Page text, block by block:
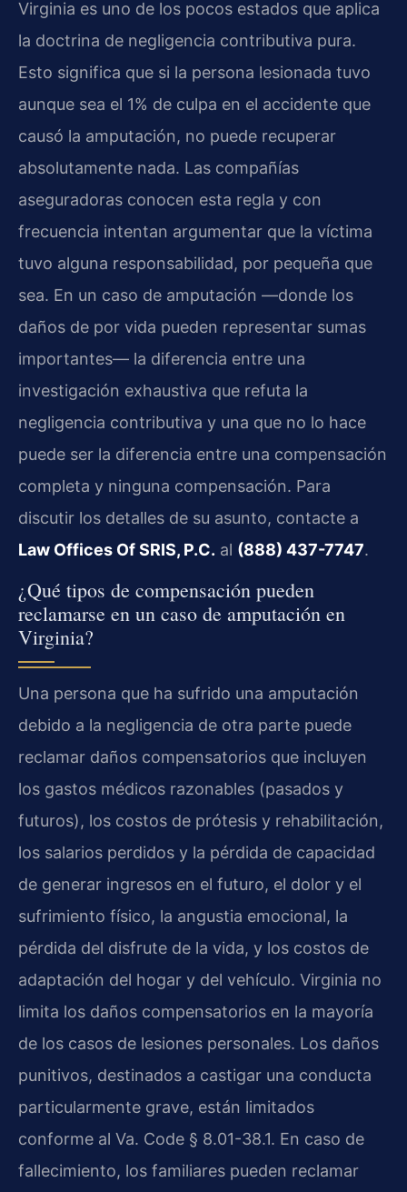
Virginia es uno de los pocos estados que aplica
la doctrina de negligencia contributiva pura.
Esto significa que si la persona lesionada tuvo
aunque sea el 1% de culpa en el accidente que
causó la amputación, no puede recuperar
absolutamente nada. Las compañías
aseguradoras conocen esta regla y con
frecuencia intentan argumentar que la víctima
tuvo alguna responsabilidad, por pequeña que
sea. En un caso de amputación —donde los
daños de por vida pueden representar sumas
importantes— la diferencia entre una
investigación exhaustiva que refuta la
negligencia contributiva y una que no lo hace
puede ser la diferencia entre una compensación
completa y ninguna compensación. Para
discutir los detalles de su asunto, contacte a
Law Offices Of SRIS, P.C. al (888) 437-7747.
¿Qué tipos de compensación pueden
reclamarse en un caso de amputación en
Virginia?
Una persona que ha sufrido una amputación
debido a la negligencia de otra parte puede
reclamar daños compensatorios que incluyen
los gastos médicos razonables (pasados y
futuros), los costos de prótesis y rehabilitación,
los salarios perdidos y la pérdida de capacidad
de generar ingresos en el futuro, el dolor y el
sufrimiento físico, la angustia emocional, la
pérdida del disfrute de la vida, y los costos de
adaptación del hogar y del vehículo. Virginia no
limita los daños compensatorios en la mayoría
de los casos de lesiones personales. Los daños
punitivos, destinados a castigar una conducta
particularmente grave, están limitados
conforme al Va. Code § 8.01-38.1. En caso de
fallecimiento, los familiares pueden reclamar